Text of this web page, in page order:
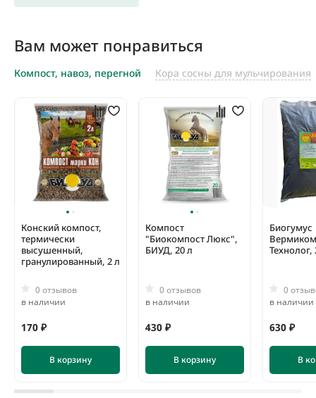
Вам может понравиться
Компост, навоз, перегной Кора сосны для мульчирования
Конский компост,
термически
высушенный,
гранулированный, 2 л
0 отзывов
в наличии
170 ₽
В корзину
Компост
"Биокомпост Люкс",
БИУД, 20 л
0 отзывов
в наличии
430 ₽
В корзину
Биогумус
Технолог,
0
в наличии
630 ₽
В